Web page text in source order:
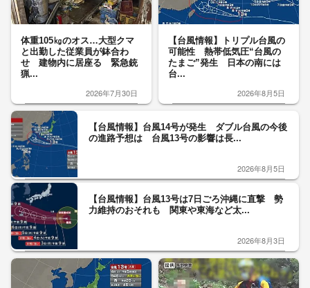
体重105㎏のオス…大型クマ
と出勤した従業員が鉢合わ
せ 建物内に居座る 緊急銃
猟...
2026年7月30日
【台風情報】トリプル台風の
可能性 熱帯低気圧“台風の
たまご”発生 日本の南には
台...
2026年8月5日
【台風情報】台風14号が発生 ダブル台風の今後
の進路予想は 台風13号の影響は長...
2026年8月5日
【台風情報】台風13号は7日ごろ沖縄に直撃 勢
力維持のおそれも 関東や東海など太...
2026年8月3日